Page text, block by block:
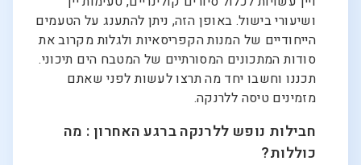
ושיעורי בישול. באופן הזה, ניתן להתענג על הטעמים
הייחודיים של המנות הקפריסאיות ולגלות מקרוב את
סודות המתכונים המסורתיים של המטבח הים תיכוני.
תכננו וחשבו יחד מה תרצו לעשות לפני שאתם
מזמינים טיסה ללרנקה.
חבילות נופש ללרנקה ברגע האחרון : מה
כוללות?